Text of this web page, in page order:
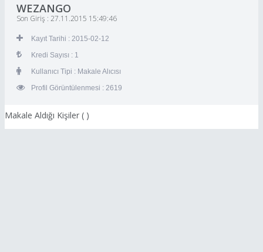
WEZANGO
Son Giriş : 27.11.2015 15:49:46
Kayıt Tarihi : 2015-02-12
Kredi Sayısı : 1
Kullanıcı Tipi : Makale Alıcısı
Profil Görüntülenmesi : 2619
Makale Aldığı Kişiler ( )